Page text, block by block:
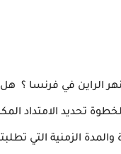
الراين في فرنسا ؟
تحديد الامتداد
الزمنية التي